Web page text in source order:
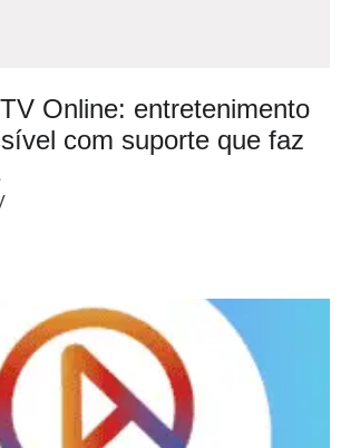
Online: entretenimento
com suporte que faz